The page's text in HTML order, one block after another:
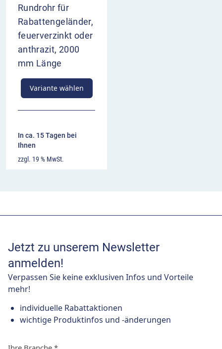
Rundrohr für
Rabattengeländer,
feuerverzinkt oder
anthrazit, 2000
mm Länge
Variante wählen
In ca. 15 Tagen bei
Ihnen
zzgl. 19 % MwSt.
Jetzt zu unserem Newsletter
anmelden!
Verpassen Sie keine exklusiven Infos und Vorteile
mehr!
individuelle Rabattaktionen
wichtige Produktinfos und -änderungen